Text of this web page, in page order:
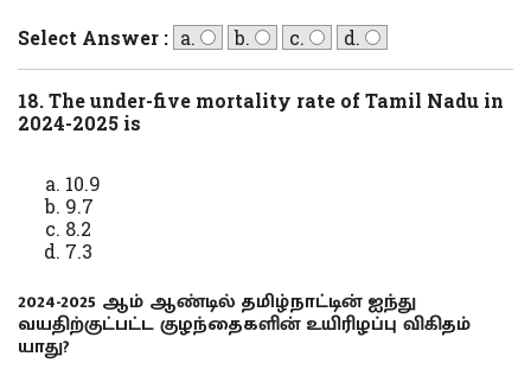
Select Answer : a. b. c. d.
18. The under-five mortality rate of Tamil Nadu in
2024-2025 is
10.9
9.7
8.2
7.3
2024-2025 ஆம் ஆண்டில் தமிழ்நாட்டின் ஐந்து
வயதிற்குட்பட்ட குழந்தைகளின் உயிரிழப்பு விகிதம்
யாது?